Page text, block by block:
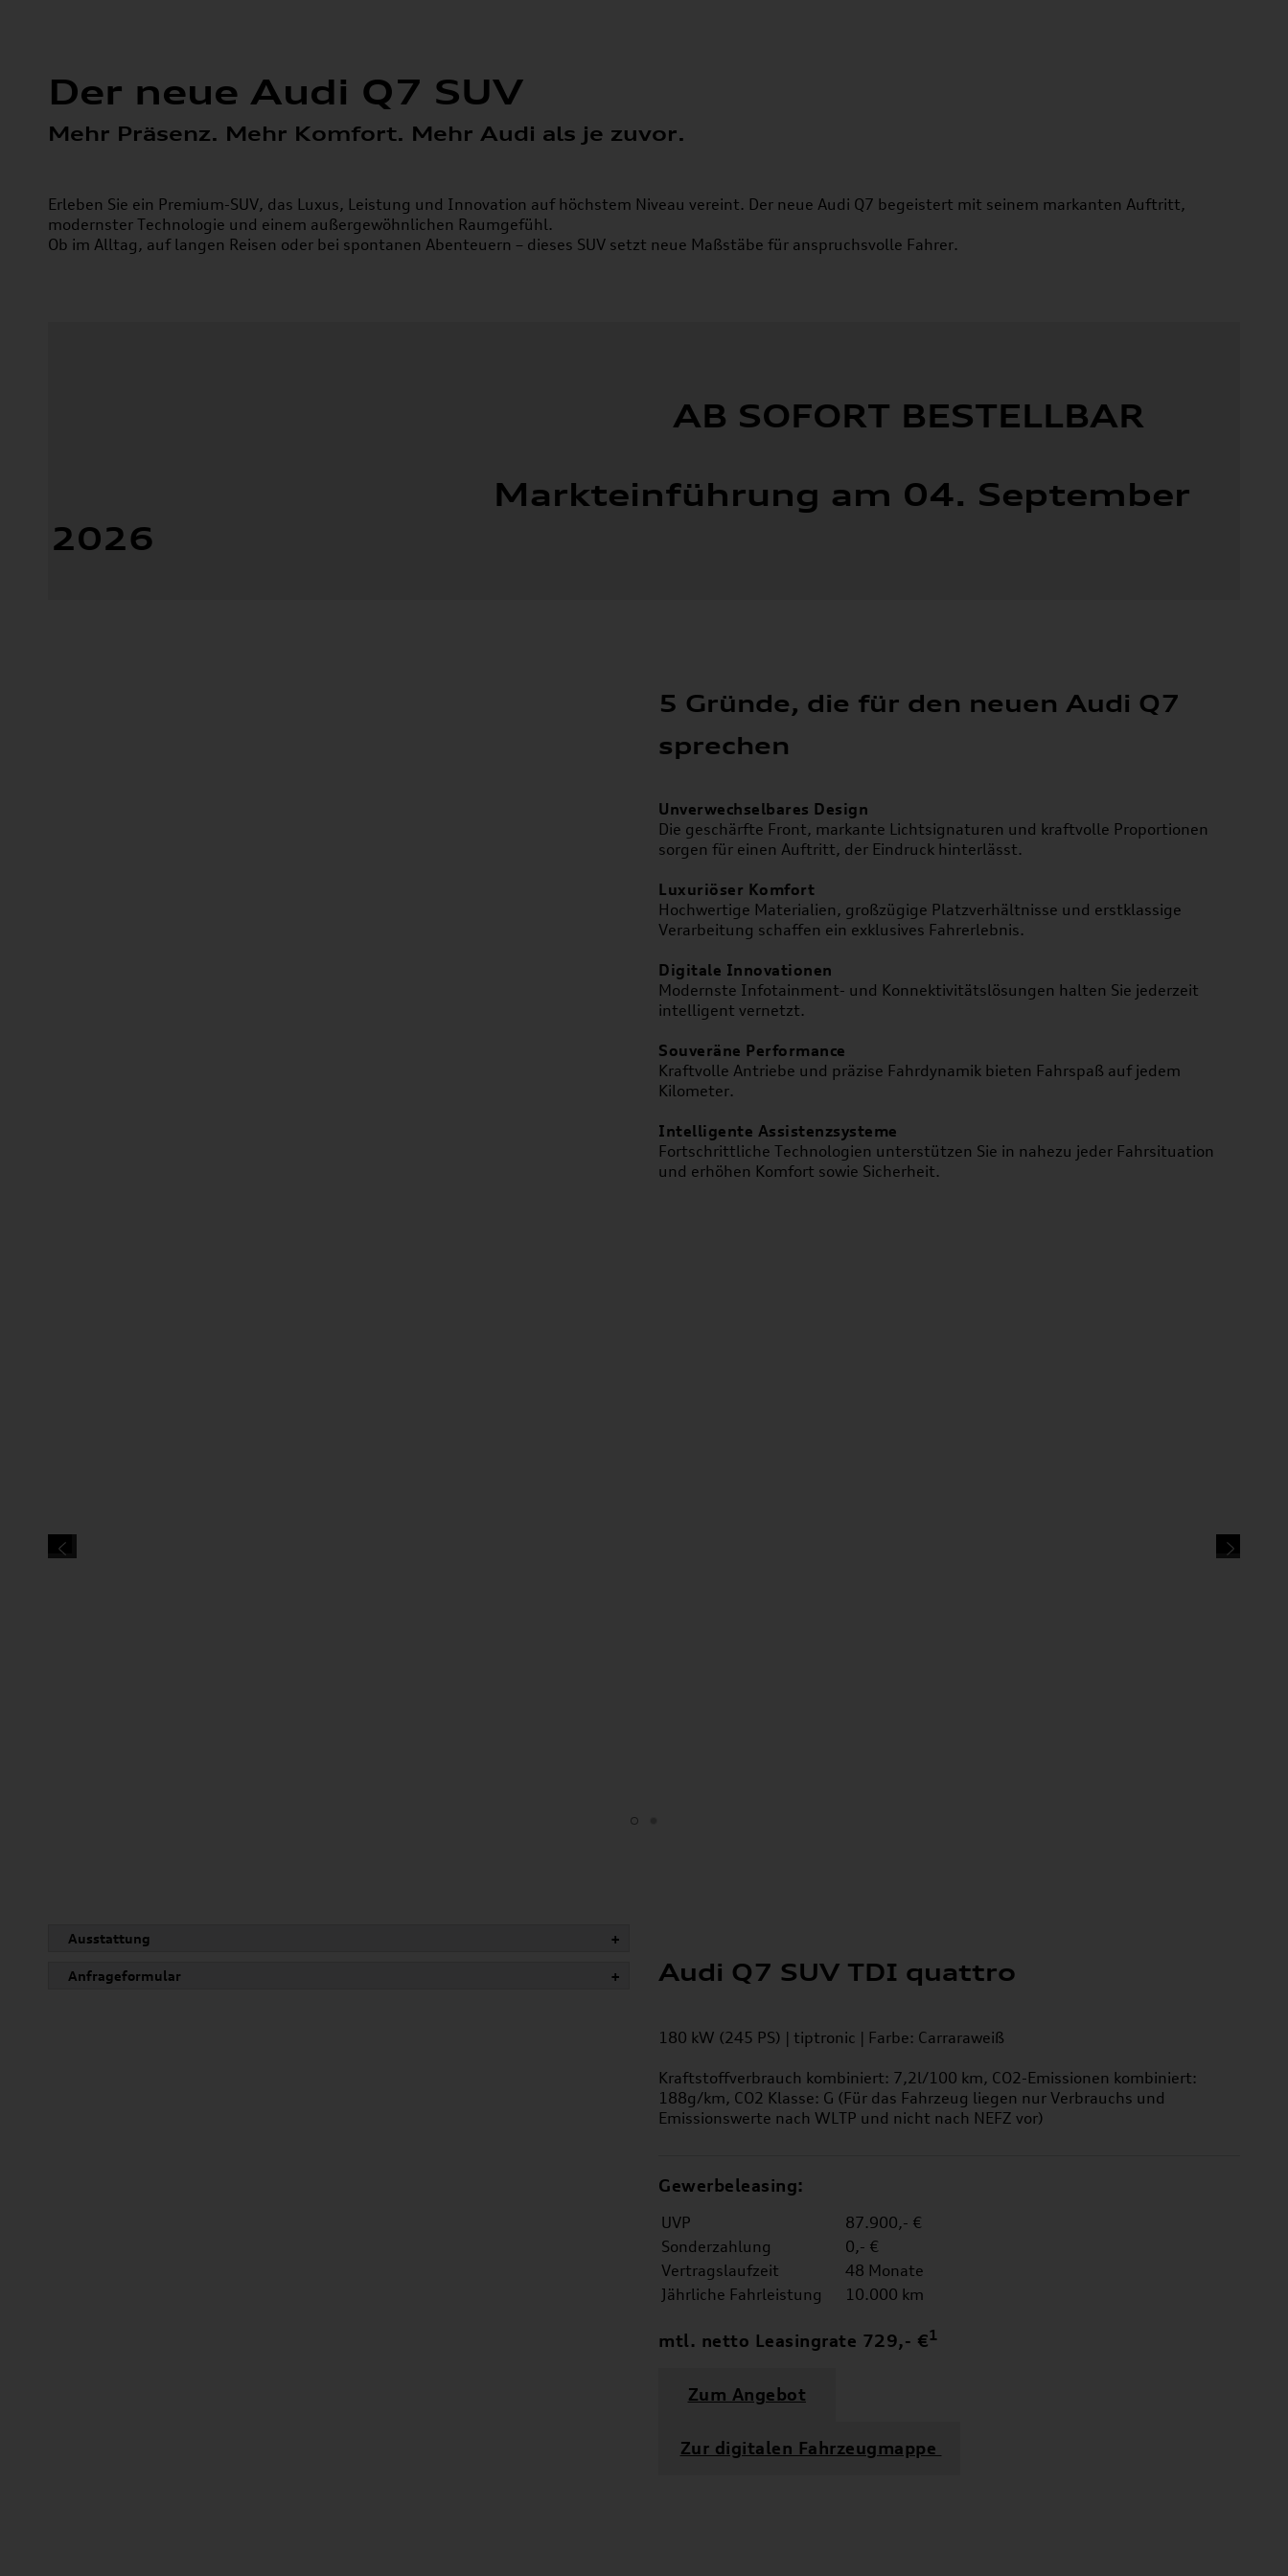
Der neue Audi Q7 SUV
Mehr Präsenz. Mehr Komfort. Mehr Audi als je zuvor.
Erleben Sie ein Premium-SUV, das Luxus, Leistung und Innovation auf höchstem Niveau vereint. Der neue Audi Q7 begeistert mit seinem markanten Auftritt,
modernster Technologie und einem außergewöhnlichen Raumgefühl.
Ob im Alltag, auf langen Reisen oder bei spontanen Abenteuern – dieses SUV setzt neue Maßstäbe für anspruchsvolle Fahrer.
AB SOFORT BESTELLBAR
Markteinführung am 04. September
2026
5 Gründe, die für den neuen Audi Q7
sprechen
Unverwechselbares Design
Die geschärfte Front, markante Lichtsignaturen und kraftvolle Proportionen
sorgen für einen Auftritt, der Eindruck hinterlässt.
Luxuriöser Komfort
Hochwertige Materialien, großzügige Platzverhältnisse und erstklassige
Verarbeitung schaffen ein exklusives Fahrerlebnis.
Digitale Innovationen
Modernste Infotainment- und Konnektivitätslösungen halten Sie jederzeit
intelligent vernetzt.
Souveräne Performance
Kraftvolle Antriebe und präzise Fahrdynamik bieten Fahrspaß auf jedem
Kilometer.
Intelligente Assistenzsysteme
Fortschrittliche Technologien unterstützen Sie in nahezu jeder Fahrsituation
und erhöhen Komfort sowie Sicherheit.
Ausstattung +
Anfrageformular + Audi Q7 SUV TDI quattro
180 kW (245 PS) | tiptronic | Farbe: Carraraweiß
Kraftstoffverbrauch kombiniert: 7,2l/100 km, CO2-Emissionen kombiniert:
188g/km, CO2 Klasse: G (Für das Fahrzeug liegen nur Verbrauchs und
Emissionswerte nach WLTP und nicht nach NEFZ vor)
Gewerbeleasing:
UVP
87.900,- €
Sonderzahlung
0,- €
Vertragslaufzeit
48 Monate
Jährliche Fahrleistung
10.000 km
mtl. netto Leasingrate 729,- €1
Zum Angebot
Zur digitalen Fahrzeugmappe